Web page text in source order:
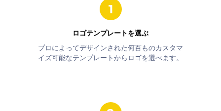
ロゴテンプレートを選ぶ
プロによってデザインされた何百ものカスタマ
イズ可能なテンプレートからロゴを選べます。